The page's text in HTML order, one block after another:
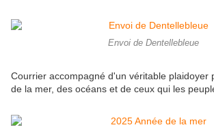
Envoi de Dentellebleue
Courrier accompagné d'un véritable plaidoyer
de la mer, des océans et de ceux qui les